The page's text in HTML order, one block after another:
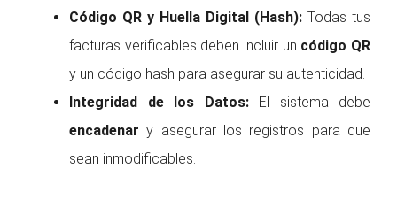
Código QR y Huella Digital (Hash): Todas tus
facturas verificables deben incluir un código QR
y un código hash para asegurar su autenticidad.
Integridad de los Datos:El sistema debe
encadenar y asegurar los registros para que
sean inmodificables.